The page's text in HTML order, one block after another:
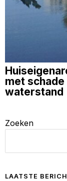
met
waterstand
Zoeken
LAATSTE